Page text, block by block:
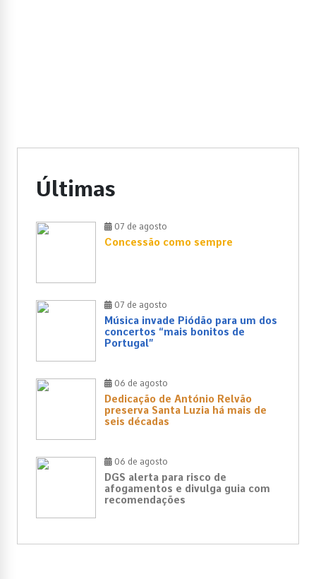
Últimas
07 de agosto
Concessão como sempre
07 de agosto
Música invade Piódão para um dos
concertos “mais bonitos de
Portugal”
06 de agosto
Dedicação de António Relvão
preserva Santa Luzia há mais de
seis décadas
06 de agosto
DGS alerta para risco de
afogamentos e divulga guia com
recomendações